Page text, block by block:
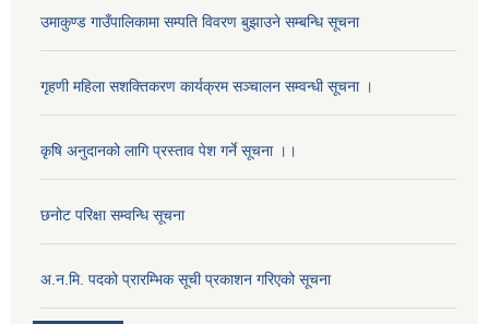
उमाकुण्ड गाउँपालिकामा सम्पति विवरण बुझाउने सम्बन्धि सूचना
गृहणी महिला सशक्तिकरण कार्यक्रम सञ्चालन सम्वन्धी सूचना ।
कृषि अनुदानको लागि प्रस्ताव पेश गर्ने सूचना ।।
छनोट परिक्षा सम्वन्धि सूचना
अ.न.मि. पदको प्रारम्भिक सूची प्रकाशन गरिएको सूचना